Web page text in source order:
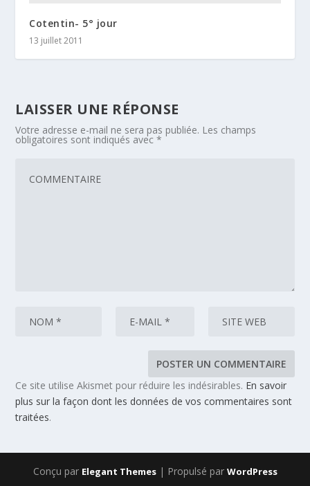
Cotentin- 5° jour
13 juillet 2011
LAISSER UNE RÉPONSE
Votre adresse e-mail ne sera pas publiée. Les champs
obligatoires sont indiqués avec*
Ce site utilise Akismet pour réduire les indésirables. En savoir
plus sur la façon dont les données de vos commentaires sont
traitées.
Conçu par Elegant Themes| Propulsé par WordPress